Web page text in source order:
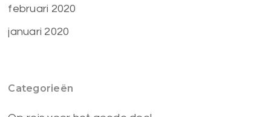
februari 2020
januari 2020
Categorieën